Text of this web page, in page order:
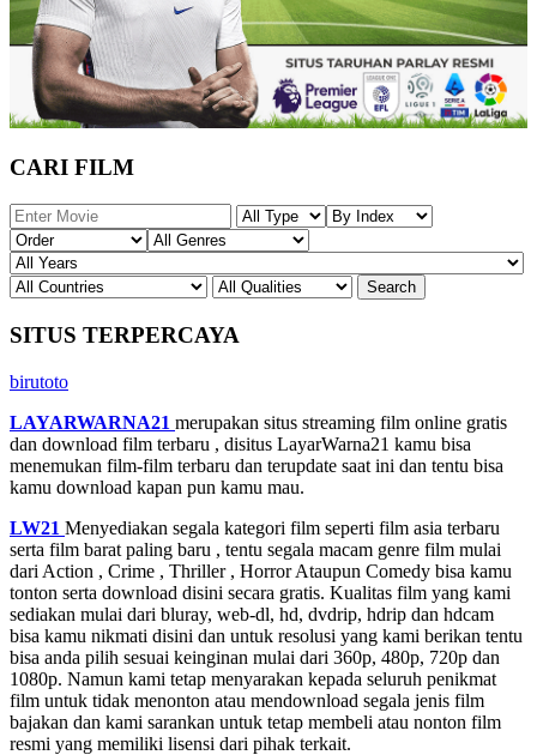
CARI FILM
SITUS TERPERCAYA
birutoto
LAYARWARNA21 merupakan situs streaming film online gratis
dan download film terbaru , disitus LayarWarna21 kamu bisa
menemukan film-film terbaru dan terupdate saat ini dan tentu bisa
kamu download kapan pun kamu mau.
LW21 Menyediakan segala kategori film seperti film asia terbaru
serta film barat paling baru , tentu segala macam genre film mulai
dari Action , Crime , Thriller , Horror Ataupun Comedy bisa kamu
tonton serta download disini secara gratis. Kualitas film yang kami
sediakan mulai dari bluray, web-dl, hd, dvdrip, hdrip dan hdcam
bisa kamu nikmati disini dan untuk resolusi yang kami berikan tentu
bisa anda pilih sesuai keinginan mulai dari 360p, 480p, 720p dan
1080p. Namun kami tetap menyarakan kepada seluruh penikmat
film untuk tidak menonton atau mendownload segala jenis film
bajakan dan kami sarankan untuk tetap membeli atau nonton film
resmi yang memiliki lisensi dari pihak terkait.